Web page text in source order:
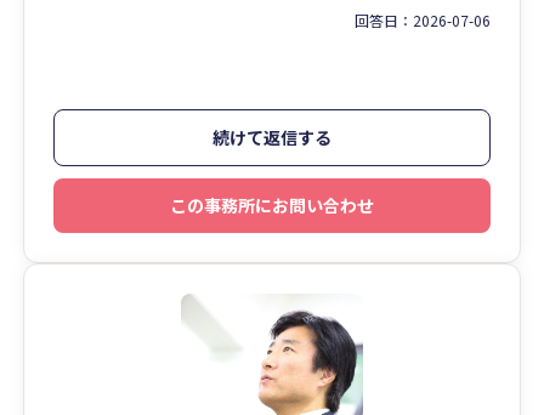
回答日： 2026-07-06
続けて返信する
この事務所にお問い合わせ